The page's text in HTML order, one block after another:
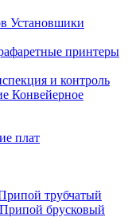
Установшики
принтеры
и контроль
Конвейерное
плат
трубчатый
Припой брусковый